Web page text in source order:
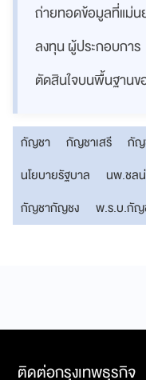
ถ่ายทอดข้อมูลที่แม่น
ลงทุน ผู้ประกอบการ
ตัดสินใจบนพื้นฐานขอ
กัญชา กัญชาเสรี กัญ
นโยบายรัฐบาล
นพ.ชล
กัญชากัญชง
พ.ร.บ.กั
ติดต่อกรุงเทพธุรกิจ